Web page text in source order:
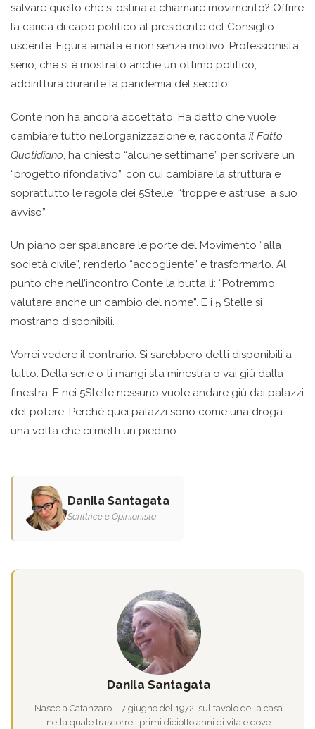
salvare quello che si ostina a chiamare movimento? Offrire
la carica di capo politico al presidente del Consiglio
uscente. Figura amata e non senza motivo. Professionista
serio, che si è mostrato anche un ottimo politico,
addirittura durante la pandemia del secolo.
Conte non ha ancora accettato. Ha detto che vuole
cambiare tutto nell’organizzazione e, racconta il Fatto
Quotidiano, ha chiesto “alcune settimane” per scrivere un
“progetto rifondativo”, con cui cambiare la struttura e
soprattutto le regole dei 5Stelle; “troppe e astruse, a suo
avviso”.
Un piano per spalancare le porte del Movimento “alla
società civile”, renderlo “accogliente” e trasformarlo. Al
punto che nell’incontro Conte la butta lì: “Potremmo
valutare anche un cambio del nome”. E i 5 Stelle si
mostrano disponibili.
Vorrei vedere il contrario. Si sarebbero detti disponibili a
tutto. Della serie o ti mangi sta minestra o vai giù dalla
finestra. E nei 5Stelle nessuno vuole andare giù dai palazzi
del potere. Perché quei palazzi sono come una droga:
una volta che ci metti un piedino…
Danila Santagata
Scrittrice e Opinionista
Danila Santagata
Nasce a Catanzaro il 7 giugno del 1972, sul tavolo della casa
nella quale trascorre i primi diciotto anni di vita e dove